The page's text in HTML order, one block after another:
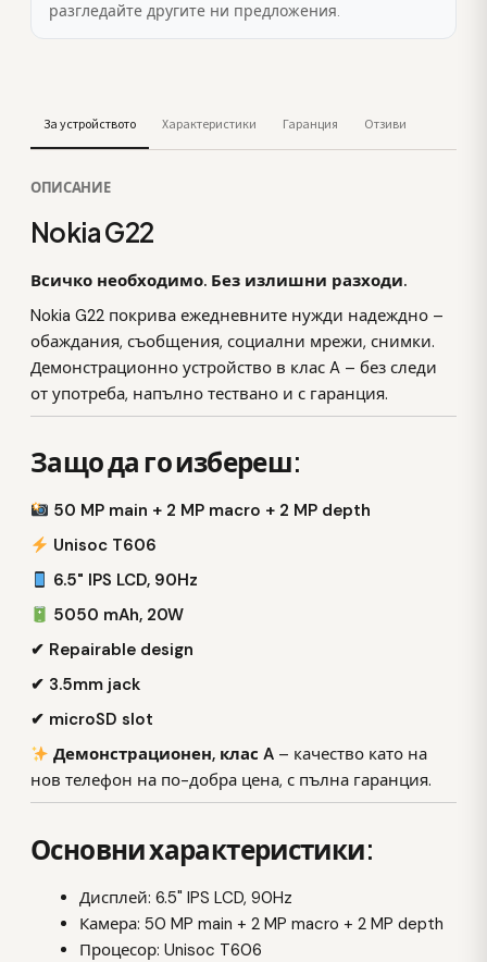
разгледайте другите ни предложения.
За устройството Характеристики Гаранция Отзиви
ОПИСАНИЕ
Nokia G22
Всичко необходимо. Без излишни разходи.
Nokia G22 покрива ежедневните нужди надеждно –
обаждания, съобщения, социални мрежи, снимки.
Демонстрационно устройство в клас A – без следи
от употреба, напълно тествано и с гаранция.
Защо да го избереш:
50 MP main + 2 MP macro + 2 MP depth
Unisoc T606
6.5" IPS LCD, 90Hz
5050 mAh, 20W
✔ Repairable design
✔ 3.5mm jack
✔ microSD slot
Демонстрационен, клас A – качество като на
нов телефон на по-добра цена, с пълна гаранция.
Основни характеристики:
Дисплей: 6.5" IPS LCD, 90Hz
Камера: 50 MP main + 2 MP macro + 2 MP depth
Процесор: Unisoc T606